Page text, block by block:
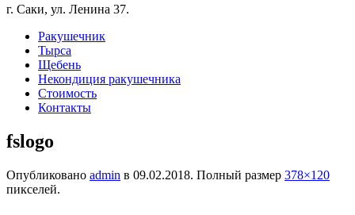
г. Саки, ул. Ленина 37.
Ракушечник
Тырса
Щебень
Некондиция ракушечника
Стоимость
Контакты
fslogo
Опубликовано admin в 09.02.2018. Полный размер 378×120
пикселей.